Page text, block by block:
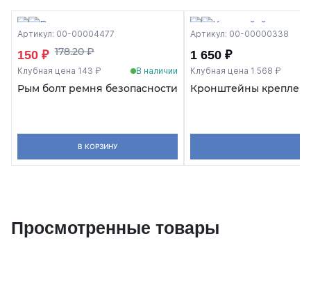
Артикул: 00-00004477
150 ₽ 178.20 ₽
Клубная цена 143 ₽ В наличии
Рым болт ремня безопасности
В КОРЗИНУ
Артикул: 00-00000338
1 650 ₽
Клубная цена 1 568 ₽
Кронштейны
Просмотренные товары